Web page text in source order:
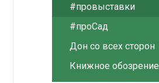
#провыставки
#проСад
Дон со всех сторон
Книжное обозрение